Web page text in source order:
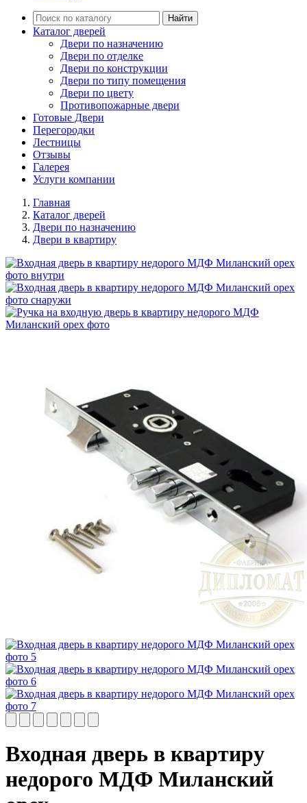
Найти
Каталог дверей
Двери по назначению
Двери по отделке
Двери по конструкции
Двери по типу помещения
Двери по цвету
Противопожарные двери
Готовые Двери
Перегородки
Лестницы
Отзывы
Галерея
Услуги компании
Главная
Каталог дверей
Двери по назначению
Двери в квартиру
Входная дверь в квартиру
недорого МДФ Миланский